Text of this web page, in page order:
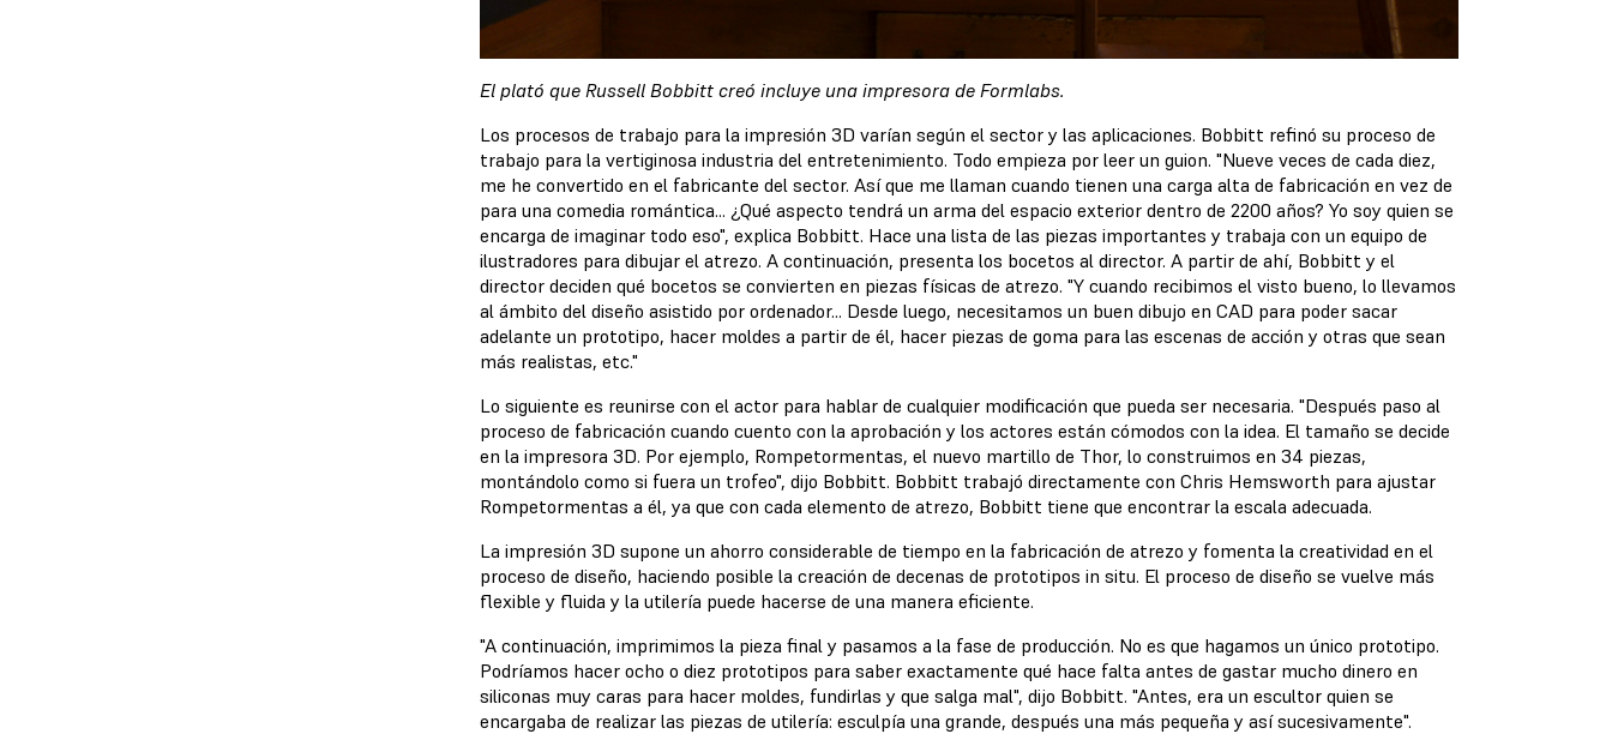
El plató que Russell Bobbitt creó incluye una impresora de Formlabs.
Los procesos de trabajo para la impresión 3D varían según el sector y las aplicaciones. Bobbitt refinó su proceso de
trabajo para la vertiginosa industria del entretenimiento. Todo empieza por leer un guion. "Nueve veces de cada diez,
me he convertido en el fabricante del sector. Así que me llaman cuando tienen una carga alta de fabricación en vez de
para una comedia romántica... ¿Qué aspecto tendrá un arma del espacio exterior dentro de 2200 años? Yo soy quien se
encarga de imaginar todo eso", explica Bobbitt. Hace una lista de las piezas importantes y trabaja con un equipo de
ilustradores para dibujar el atrezo. A continuación, presenta los bocetos al director. A partir de ahí, Bobbitt y el
director deciden qué bocetos se convierten en piezas físicas de atrezo. "Y cuando recibimos el visto bueno, lo llevamos
al ámbito del diseño asistido por ordenador... Desde luego, necesitamos un buen dibujo en CAD para poder sacar
adelante un prototipo, hacer moldes a partir de él, hacer piezas de goma para las escenas de acción y otras que sean
más realistas, etc."
Lo siguiente es reunirse con el actor para hablar de cualquier modificación que pueda ser necesaria. "Después paso al
proceso de fabricación cuando cuento con la aprobación y los actores están cómodos con la idea. El tamaño se decide
en la impresora 3D. Por ejemplo, Rompetormentas, el nuevo martillo de Thor, lo construimos en 34 piezas,
montándolo como si fuera un trofeo", dijo Bobbitt. Bobbitt trabajó directamente con Chris Hemsworth para ajustar
Rompetormentas a él, ya que con cada elemento de atrezo, Bobbitt tiene que encontrar la escala adecuada.
La impresión 3D supone un ahorro considerable de tiempo en la fabricación de atrezo y fomenta la creatividad en el
proceso de diseño, haciendo posible la creación de decenas de prototipos in situ. El proceso de diseño se vuelve más
flexible y fluida y la utilería puede hacerse de una manera eficiente.
"A continuación, imprimimos la pieza final y pasamos a la fase de producción. No es que hagamos un único prototipo.
Podríamos hacer ocho o diez prototipos para saber exactamente qué hace falta antes de gastar mucho dinero en
siliconas muy caras para hacer moldes, fundirlas y que salga mal", dijo Bobbitt. "Antes, era un escultor quien se
encargaba de realizar las piezas de utilería: esculpía una grande, después una más pequeña y así sucesivamente".